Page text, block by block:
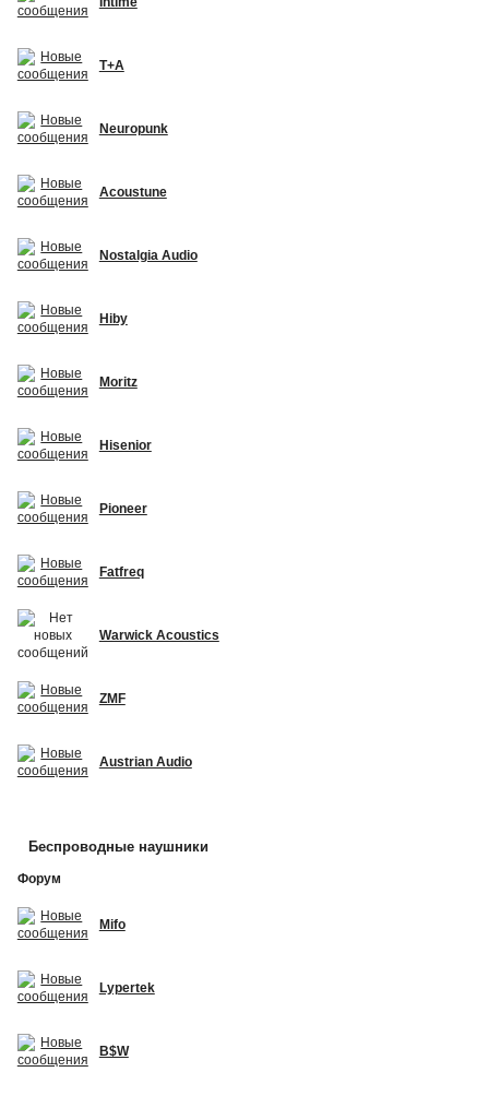
T+A
Neuropunk
Acoustune
Nostalgia Audio
Hiby
Moritz
Hisenior
Pioneer
Fatfreq
Warwick Acoustics
ZMF
Austrian Audio
Беспроводные наушники
Форум
Mifo
Lypertek
B$W